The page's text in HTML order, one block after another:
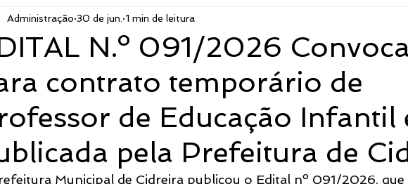
Obras IPTU Educação
Jurídica Corsan Nota Secretaria da Fazenda Procuradoria
Indústria e Comércio
N.º 091/2026
contrato temporário de
de Educação Infantil
pela Prefeitura de
Administração 30 de jun. 1 min de leitura
Municipal de Cidreira publicou o Edital nº 091/2026, que